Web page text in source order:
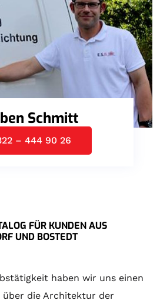
Schmitt
– 444 90 26
FÜR KUNDEN AUS
UND BOSTEDT
haben wir uns einen
über die Architektur der